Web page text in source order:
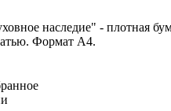
наследие" - плотная
Формат А4.